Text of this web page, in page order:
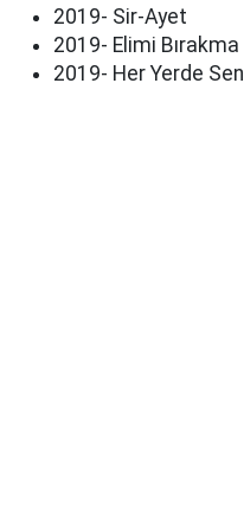
2019- Sir-Ayet
2019- Elimi Bırakma
2019- Her Yerde Sen